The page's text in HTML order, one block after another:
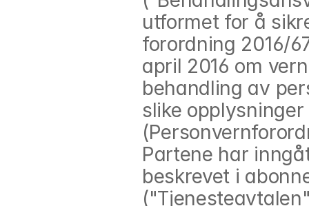
utformet for å
forordning 2016/
april 2016 om
behandling av
slike
Partene har
beskrevet i